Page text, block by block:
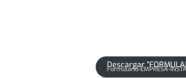
Descargar
Formulario-EMPRESA-